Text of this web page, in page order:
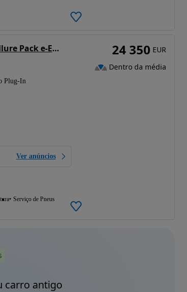
Peugeot 3008 1.6 Hybrid4 Allure Pack e-EAT8
Plug-In
Ver anúncios
Serviço de Pneus
24 350 EUR
Dentro da média
carro antigo